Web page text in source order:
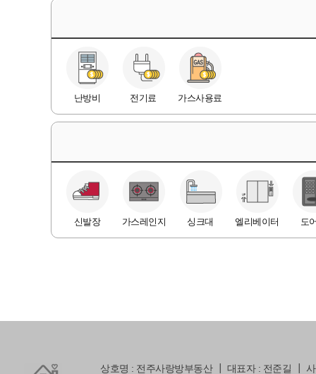
난방비 전기료 가스사용료
신발장 가스레인지 싱크대 엘리베이터 도
상호명 : 전주사랑방부동산 ┃ 대표자 : 전준길 ┃